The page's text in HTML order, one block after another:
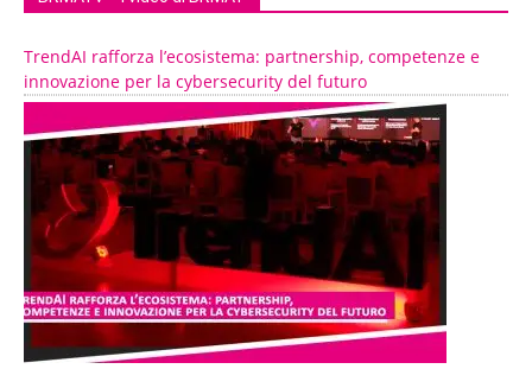
TrendAI rafforza l’ecosistema: partnership, competenze e
innovazione per la cybersecurity del futuro